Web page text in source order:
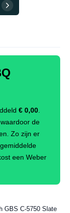
€ 0,00
de
Zo zijn er
een Weber
GBS C-5750 Slate